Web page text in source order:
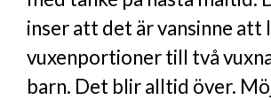
inser att det är vansinne att
vuxenportioner till två
barn. Det blir alltid över.